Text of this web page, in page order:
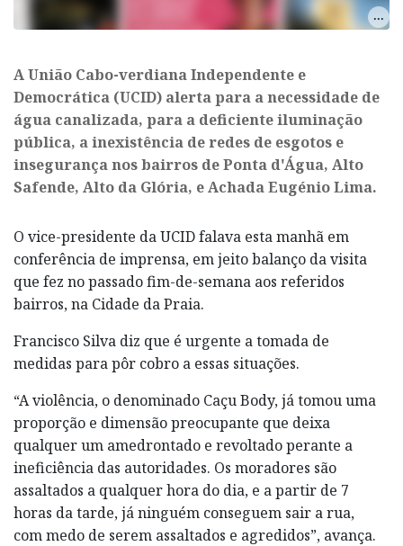
A União Cabo-verdiana Independente e
Democrática (UCID) alerta para a necessidade de
água canalizada, para a deficiente iluminação
pública, a inexistência de redes de esgotos e
insegurança nos bairros de Ponta d'Água, Alto
Safende, Alto da Glória, e Achada Eugénio Lima.
O vice-presidente da UCID falava esta manhã em
conferência de imprensa, em jeito balanço da visita
que fez no passado fim-de-semana aos referidos
bairros, na Cidade da Praia.
Francisco Silva diz que é urgente a tomada de
medidas para pôr cobro a essas situações.
“A violência, o denominado Caçu Body, já tomou uma
proporção e dimensão preocupante que deixa
qualquer um amedrontado e revoltado perante a
ineficiência das autoridades. Os moradores são
assaltados a qualquer hora do dia, e a partir de 7
horas da tarde, já ninguém conseguem sair a rua,
com medo de serem assaltados e agredidos”, avança.